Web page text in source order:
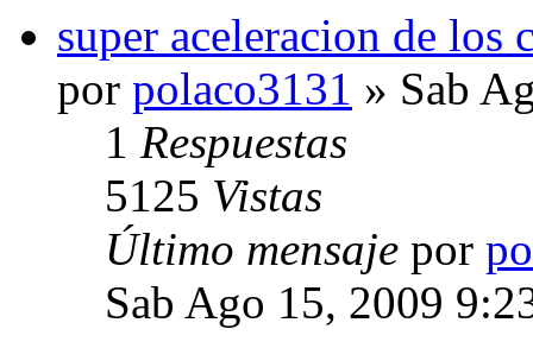
super aceleracion de los
por polaco3131 » Sab
1 Respuestas
5125 Vistas
Último mensaje por
Sab Ago 15, 2009